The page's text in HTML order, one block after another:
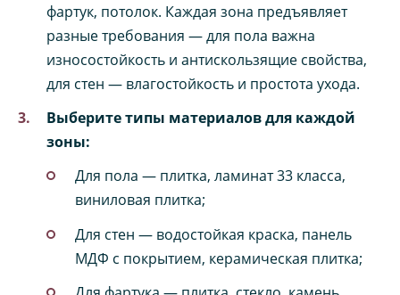
фартук, потолок. Каждая зона предъявляет
разные требования — для пола важна
износостойкость и антискользящие свойства,
для стен — влагостойкость и простота ухода.
Выберите типы материалов для каждой
зоны:
Для пола — плитка, ламинат 33 класса,
виниловая плитка;
Для стен — водостойкая краска, панель
МДФ с покрытием, керамическая плитка;